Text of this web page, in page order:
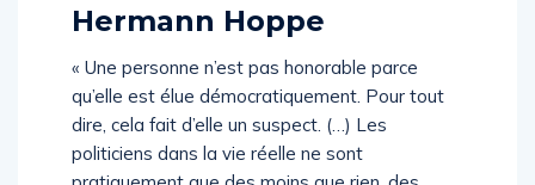
Hermann Hoppe
« Une personne n’est pas honorable parce
qu’elle est élue démocratiquement. Pour tout
dire, cela fait d’elle un suspect. (…) Les
politiciens dans la vie réelle ne sont